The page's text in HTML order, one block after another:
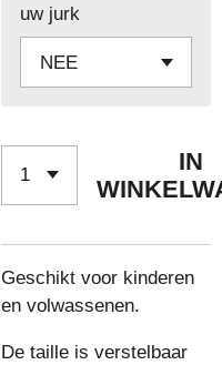
uw jurk
IN
Geschikt voor kinderen
en volwassenen.
De taille is verstelbaar